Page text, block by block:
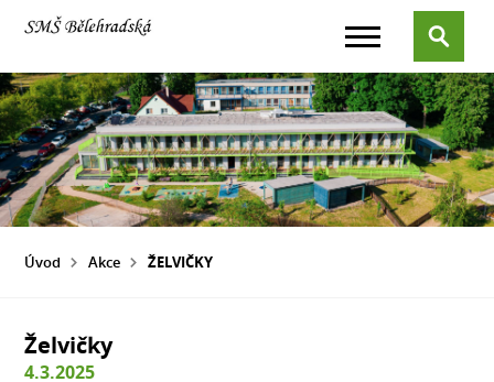
Úvod Akce ŽELVIČKY
Želvičky
4.3.2025